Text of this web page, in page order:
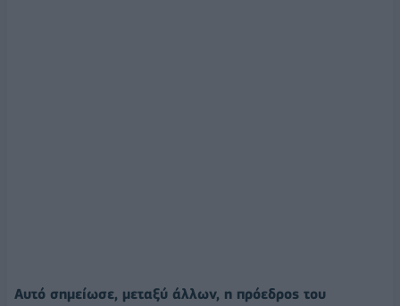
Αυτό σημείωσε, μεταξύ άλλων, η πρόεδρος του